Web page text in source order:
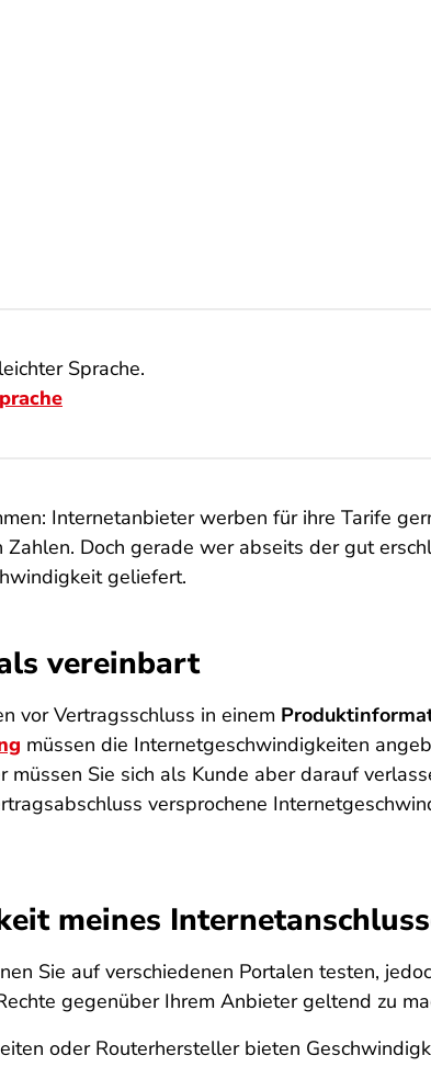
Sprache.
Internetanbieter werben für ihre Tarife
Doch gerade wer abseits der gut
geliefert.
vereinbart
vor Vertragsschluss in einem
müssen die Internetgeschwindigkeiten
Sie sich als Kunde aber darauf
versprochene
meines
Sie auf verschiedenen Portalen testen,
gegenüber Ihrem Anbieter geltend zu
oder Routerhersteller bieten